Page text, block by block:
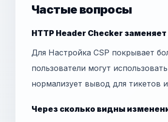
Частые вопросы
HTTP Header Checker
Для Настройка CSP покрывает
пользователи могут использовать
нормализует вывод для тикетов
Через сколько видны